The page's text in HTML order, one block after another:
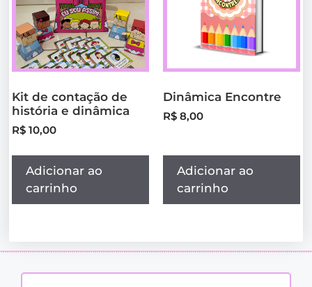
Kit de contação de
história e dinâmica
R$ 10,00
Adicionar ao
carrinho
Dinâmica Encontre
R$ 8,00
Adicionar ao
carrinho